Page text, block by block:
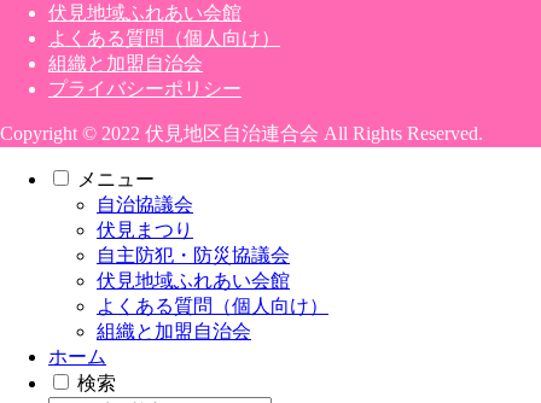
伏見地域ふれあい会館
よくある質問（個人向け）
組織と加盟自治会
プライバシーポリシー
Copyright © 2022 伏見地区自治連合会 All Rights Reserved.
メニュー
自治協議会
伏見まつり
自主防犯・防災協議会
伏見地域ふれあい会館
よくある質問（個人向け）
組織と加盟自治会
ホーム
検索